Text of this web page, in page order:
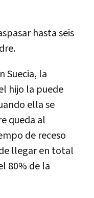
hasta seis
Suecia, la
hijo la puede
ella se
queda al
de receso
llegar en total
80% de la